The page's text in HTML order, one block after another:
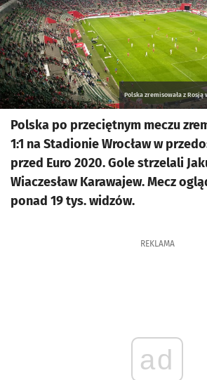
Polska zremisowała z Rosją
Polska po przeciętnym meczu
1:1 na Stadionie Wrocław w
przed Euro 2020. Gole strzelali
Wiaczesław Karawajew. Mecz
ponad 19 tys. widzów.
REKLAMA
ad